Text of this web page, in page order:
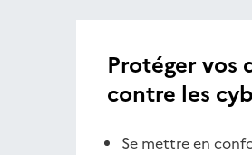
Protéger vos
contre les
Se mettre en